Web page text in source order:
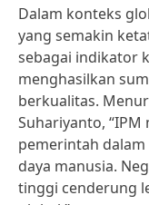
Dalam konteks
yang semakin
sebagai indikator
menghasilkan
berkualitas.
Suhariyanto,
pemerintah
daya manusia.
tinggi cenderung